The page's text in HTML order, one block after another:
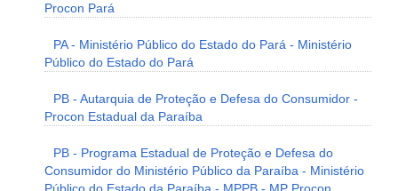
Procon Pará
PA - Ministério Público do Estado do Pará - Ministério
Público do Estado do Pará
PB - Autarquia de Proteção e Defesa do Consumidor -
Procon Estadual da Paraíba
PB - Programa Estadual de Proteção e Defesa do
Consumidor do Ministério Público da Paraíba - Ministério